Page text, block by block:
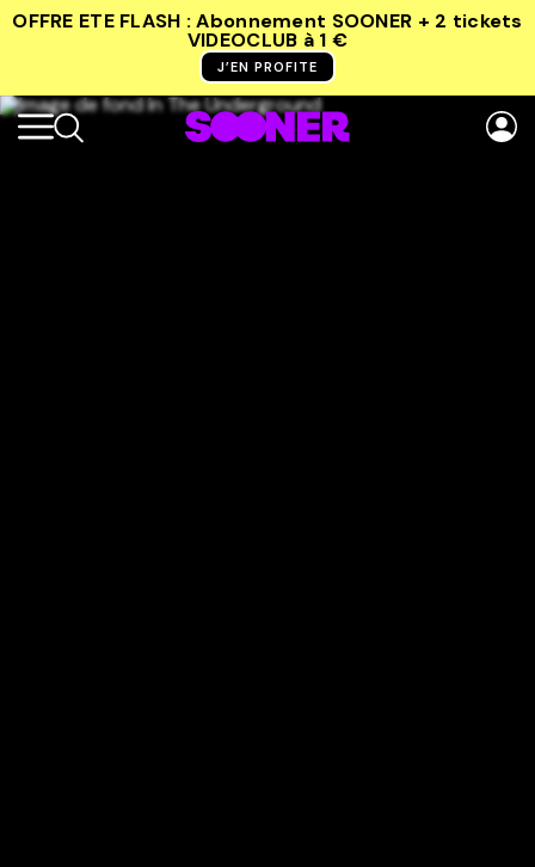
OFFRE ETE FLASH : Abonnement SOONER + 2 tickets
VIDEOCLUB à 1 €
J’EN PROFITE